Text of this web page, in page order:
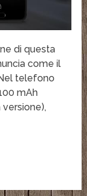
di questa
come il
telefono
mAh